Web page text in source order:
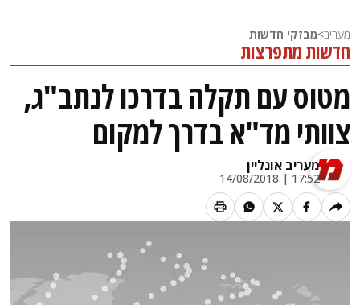
מעריב>מבזקי חדשות
חדשות מתפרצות
מטוס עם תקלה בדרכו לנתב"ג,
צוותי מד"א בדרך למקום
מעריב אונליין
17:52 | 14/08/2018